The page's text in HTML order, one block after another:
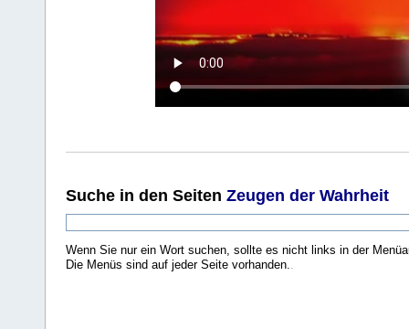
Suche in den Seiten Zeugen der Wahrheit
Wenn Sie nur ein Wort suchen, sollte es nicht links in der
Die Menüs sind auf jeder Seite vorhanden..